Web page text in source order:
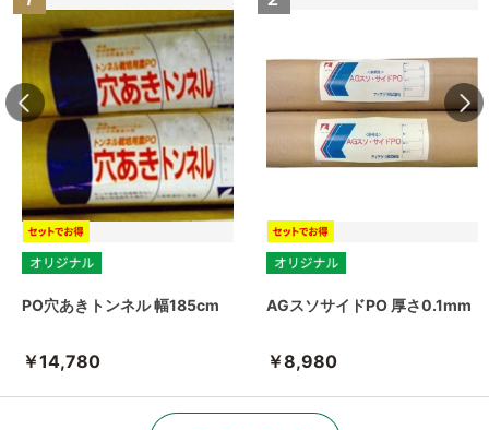
PO穴あきトンネル 幅185cm
￥14,780
AGスソサイドPO 厚さ0.1mm
￥8,980